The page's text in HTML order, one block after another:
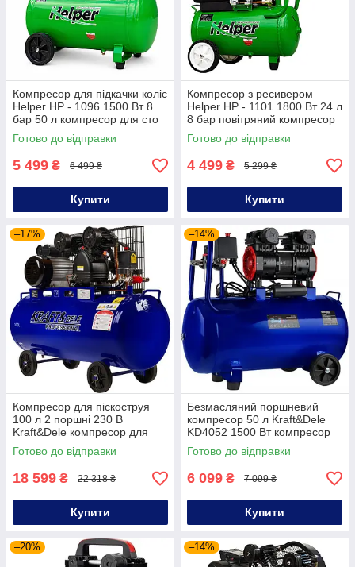
Компресор для підкачки коліс
Helper HP - 1096 1500 Вт 8
бар 50 л компресор для сто
масляний компресор
Готово до відправки
5 499 ₴ 6 499 ₴
Купити
Компресор з ресивером
Helper HP - 1101 1800 Вт 24 л
8 бар повітряний компресор
високого тиску
Готово до відправки
4 499 ₴ 5 299 ₴
Купити
–17%
Компресор для піскоструя
100 л 2 поршні 230 В
Kraft&Dele компресор для
фарбопульта
Готово до відправки
18 599 ₴ 22 318 ₴
Купити
–14%
Безмасляний поршневий
компресор 50 л Kraft&Dele
KD4052 1500 Вт компресор
для підкачки шин
Готово до відправки
6 099 ₴ 7 099 ₴
Купити
–20% –14%